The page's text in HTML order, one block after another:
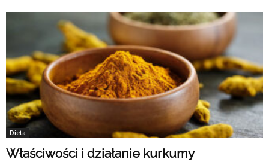
Dieta
Właściwości i działanie kurkumy